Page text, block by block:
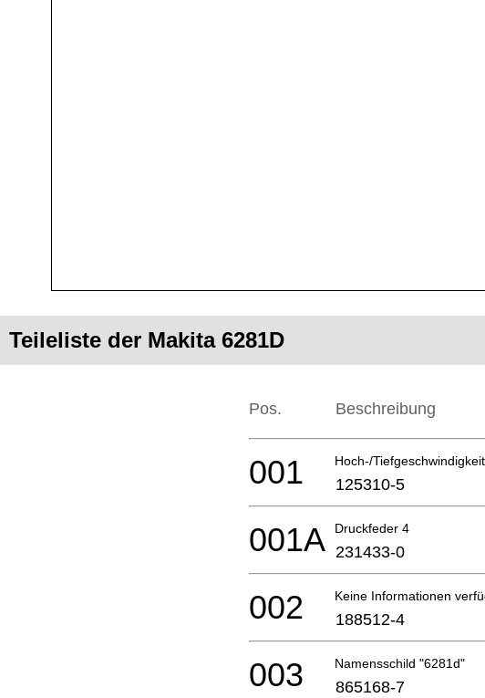
Teileliste der Makita 6281D
Pos. Beschreibung
Hoch-/
001 125310-5
Druckfeder 4
001A 231433-0
Keine Informationen
002 188512-4
Namensschild "6281d"
003 865168-7